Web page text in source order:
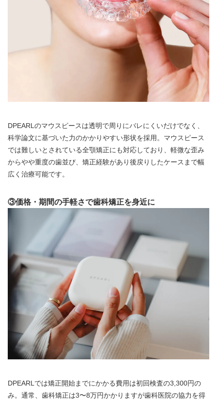
DPEARLのマウスピースは透明で周りにバレにくいだけでなく、
科学論文に基づいた力のかかりやすい形状を採用。マウスピース
では難しいとされている全顎矯正にも対応しており、軽微な歪み
からやや重度の歯並び、矯正経験があり後戻りしたケースまで幅
広く治療可能です。
③価格・期間の手軽さで歯科矯正を身近に
DPEARLでは矯正開始までにかかる費用は初回検査の3,300円の
み。通常、歯科矯正は3〜8万円かかりますが歯科医院の協力を得